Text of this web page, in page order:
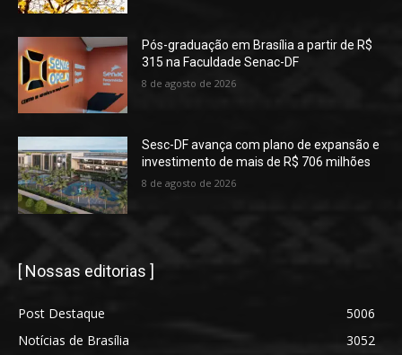
Pós-graduação em Brasília a partir de R$
315 na Faculdade Senac-DF
8 de agosto de 2026
Sesc-DF avança com plano de expansão e
investimento de mais de R$ 706 milhões
8 de agosto de 2026
[ Nossas editorias ]
Post Destaque
5006
Notícias de Brasília
3052